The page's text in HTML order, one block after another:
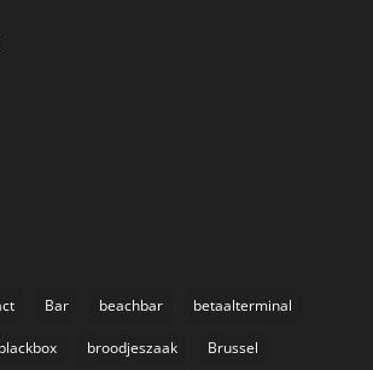
Bar beachbar betaalterminal
blackbox broodjeszaak Brussel